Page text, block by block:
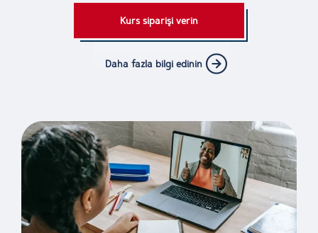
Kurs siparişi verin
Daha fazla bilgi edinin